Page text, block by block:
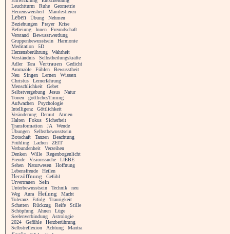
Leuchtturm
Ruhe
Geometrie
Herzensweisheit
Manifestieren
Leben Übung
Nehmen
Beziehungen
Prayer
Krise
Befreiung
Innen
Freundschaft
Verstand
Bewusstwerdung
Gruppenbewusstsein
Harmonie
Meditation
5D
Herzensberührung
Wahrheit
Verständnis
Selbstheilungskräfte
Adler
Tara Vertrauen
Gedicht
Aromaöle
Fühlen
Bewusstheit
Neu
Singen Lernen
Wissen
Christus
Lernerfahrung
Menschlichkeit
Gebet
Selbstvergebung
Jesus
Natur
Tönen
göttlichesTiming
Aufwachen
Psychologie
Intelligenz
Göttlichkeit
Veränderung
Demut
Atmen
Halten
Fokus
Sicherheit
Transformation
JA
Wende
Übungen
Selbstbewusstsein
Botschaft
Tanzen
Beachtung
Frühling
Lachen
ZEIT
Verbundenheit
Verzeihen
Denken
Wille
Regenbogenlicht
Freude
Visionssuche
LIEBE
Sehen
Naturwesen
Hoffnung
Lebensfreude
Heilen
Herzöffnung
Gefühl
Urvertrauen
Sein
Unterbewusstsein
Technik
neu
Weg
Aura Heilung
Macht
Toleranz
Erfolg
Traurigkeit
Schatten
Rückzug Reife
Stille
Schöpfung
Ahnen
Lüge
Seelenverbindung
Astrologie
2024
Gefühle
Herzberührung
Selbstreflexion
Achtung Mantra